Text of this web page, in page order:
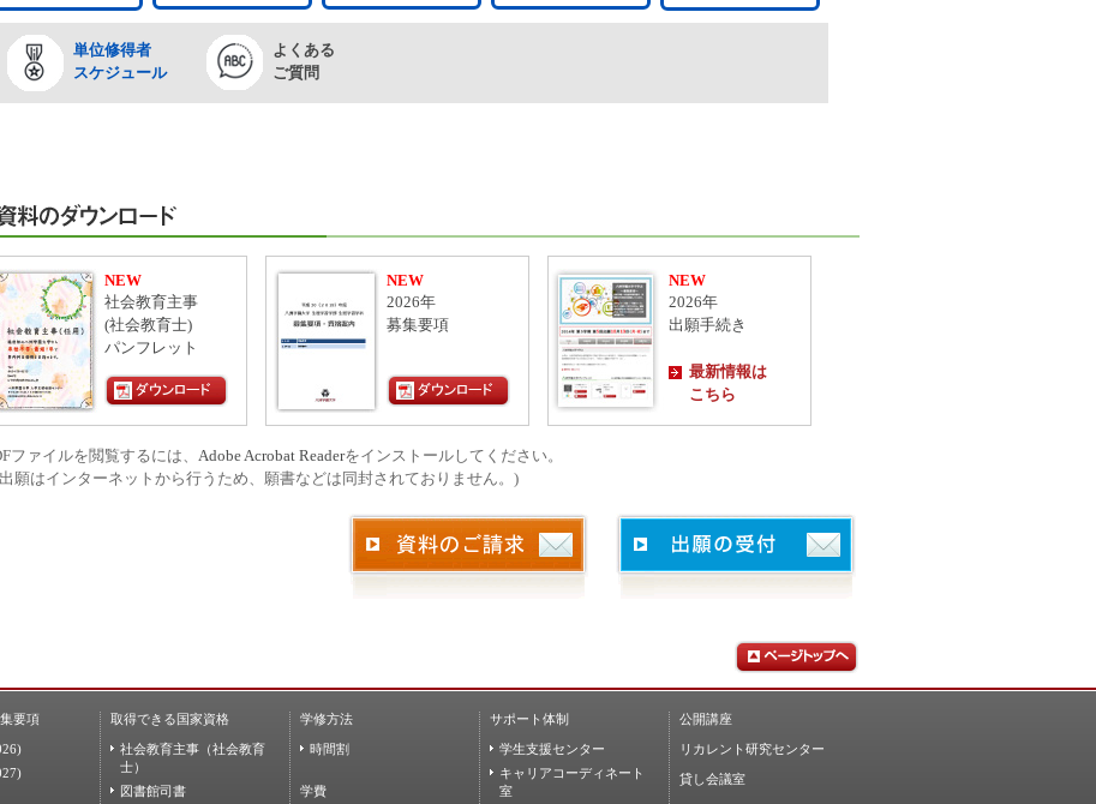
単位修得者
スケジュール
よくある
ご質問
NEW
社会教育主事
(社会教育士)
パンフレット
NEW
2026年
募集要項
NEW
2026年
出願手続き
最新情報は
こちら
ファイルを閲覧するには、 Adobe Acrobat Readerをインストールしてください。
出願はインターネットから行うため、願書などは同封されておりません。)
要項 取得できる国家資格
社会教育主事（社会教育
士）
図書館司書
学修方法
時間割
学費
サポート体制
学生支援センター
キャリアコーディネート
室
公開講座
リカレント研究センター
貸し会議室